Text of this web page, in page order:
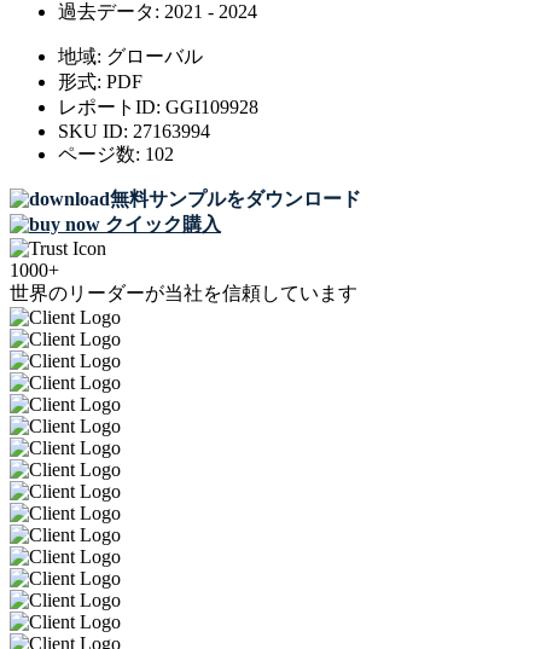
過去データ: 2021 - 2024
地域: グローバル
形式: PDF
レポートID: GGI109928
SKU ID: 27163994
ページ数: 102
無料サンプルをダウンロード
クイック購入
1000+
世界のリーダーが当社を信頼しています